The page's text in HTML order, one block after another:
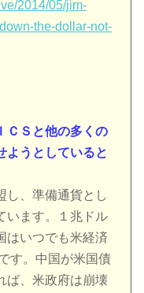
2014/05/jim-
the-dollar-not-
ＣＳと他の多くの
ようとしていると
し、準備通貨とし
います。１兆ドル
はいつでも米経済
す。中国が米国債
ば、米政府は崩壊